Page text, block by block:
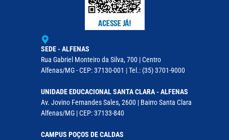
SEDE - ALFENAS
Rua Gabriel Monteiro da Silva, 700 | Centro
Alfenas/MG - CEP: 37130-001 | Tel.: (35) 3701-9000
UNIDADE EDUCACIONAL SANTA CLARA - ALFENAS
Av. Jovino Fernandes Sales, 2600 | Bairro Santa Clara
Alfenas/MG | CEP: 37133-840
CAMPUS POÇOS DE CALDAS